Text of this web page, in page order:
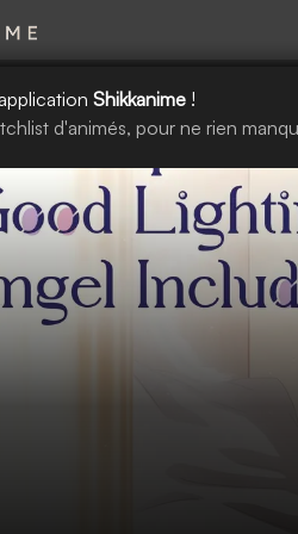
Shikkanime !
d'animés, pour ne rien